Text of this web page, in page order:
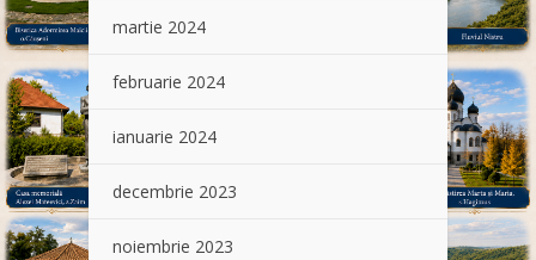
martie 2024
februarie 2024
ianuarie 2024
decembrie 2023
noiembrie 2023